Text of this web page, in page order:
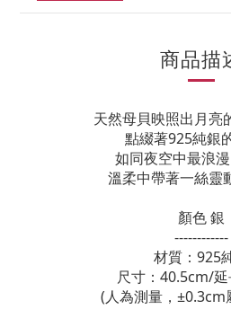
商品描
天然母貝映照出月亮
點綴著925純銀
如同夜空中最浪漫
溫柔中帶著一絲靈
顏色 銀
------------
材質：925
尺寸：40.5cm/
(人為測量，±0.3cm